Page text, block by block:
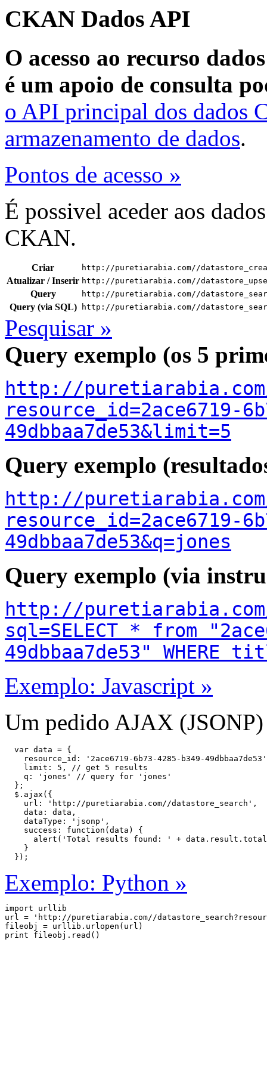
CKAN Dados API
O acesso ao recurso
é um apoio de consulta
o API principal dos dados
armazenamento de dados.
Pontos de acesso »
É possivel aceder aos
CKAN.
Criar http://puretiarabia.com//
Atualizar / Inserir http://puretiarabia.com//
Query http://puretiarabia.com//
Query (via SQL) http://puretiarabia.com//
Pesquisar »
Query exemplo (os 5
http://
resource_id=2ace6719-
49dbbaa7de53&limit=5
Query exemplo
http://
resource_id=2ace6719-
49dbbaa7de53&q=jones
Query exemplo (via
http://
sql=SELECT * from
49dbbaa7de53"
Exemplo: Javascript »
Um pedido AJAX
  var data = {
resource_id: '2ace6719-6b73-4285-b349-
    limit: 5, // get 5 results
    q: 'jones' // query for 'jones'
  };
  $.ajax({
    url: 'http://puretiarabia.com//datastore_search',
    data: data,
    dataType: 'jsonp',
    success: function(data) {
alert('Total results found: ' +
    }
  });
Exemplo: Python »
import urllib
url = 'http://puretiarabia.com//
fileobj = urllib.urlopen(url)